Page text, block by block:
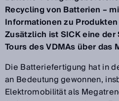
Recycling von Batterien –
Informationen zu
Zusätzlich ist SICK eine
Tours des VDMAs über das
Die Batteriefertigung hat in
an Bedeutung gewonnen,
Elektromobilität als